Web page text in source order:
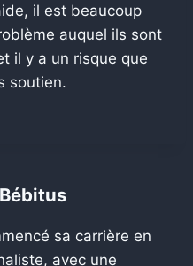
il est beaucoup
auquel ils sont
il y a un risque que
soutien.
sa carrière en
avec une